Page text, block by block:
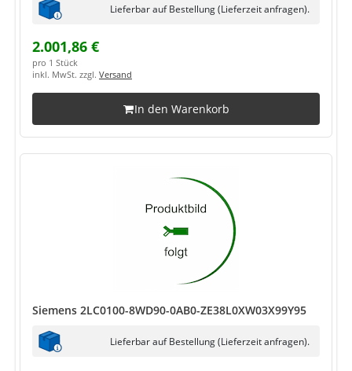
Lieferbar auf Bestellung (Lieferzeit anfragen).
2.001,86 €
pro 1 Stück
inkl. MwSt. zzgl. Versand
In den Warenkorb
Siemens 2LC0100-8WD90-0AB0-ZE38L0XW03X99Y95
Lieferbar auf Bestellung (Lieferzeit anfragen).